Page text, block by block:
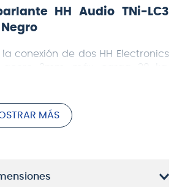
HH Audio TNi-LC3
conexión de dos HH Electronics
MÁS